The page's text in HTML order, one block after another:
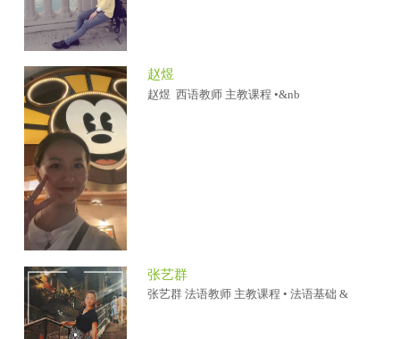
赵煜
赵煜 西语教师 主教课程 •&nb
张艺群
张艺群 法语教师 主教课程 • 法语基础 &